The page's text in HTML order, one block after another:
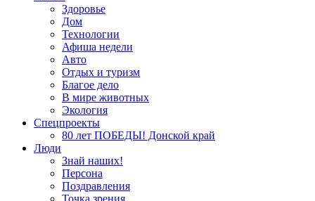
Здоровье
Дом
Технологии
Афиша недели
Авто
Отдых и туризм
Благое дело
В мире животных
Экология
Спецпроекты
80 лет ПОБЕДЫ! Донской край
Люди
Знай наших!
Персона
Поздравления
Точка зрения